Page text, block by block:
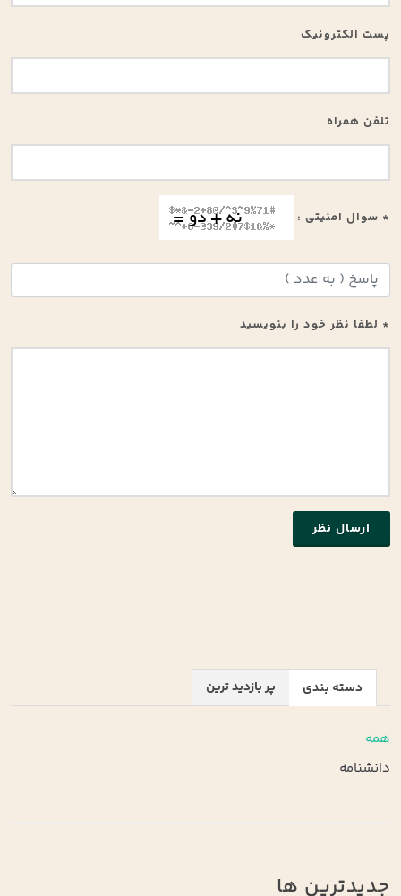
پست الکترونیک
تلفن همراه
* سوال امنیتی :
* لطفا نظر خود را بنویسید
ارسال نظر
دسته بندی پر بازدید ترین
همه
دانشنامه
جدیدترین ها